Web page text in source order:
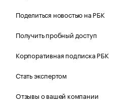
Поделиться новостью на РБК
Получить пробный доступ
Корпоративная подписка РБК
Стать экспертом
Отзывы о вашей компании